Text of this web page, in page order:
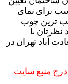
برای نمای
ترین چوب
با
آباد تهران در
منبع سایت